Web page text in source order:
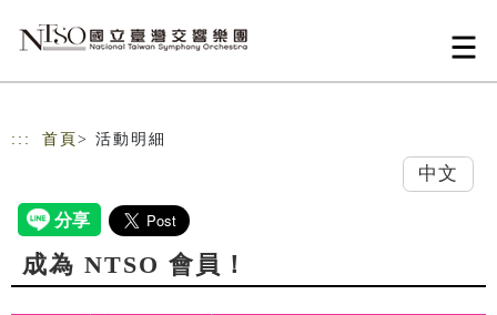
::: 首頁 > 活動明細
中文
成為 NTSO 會員！